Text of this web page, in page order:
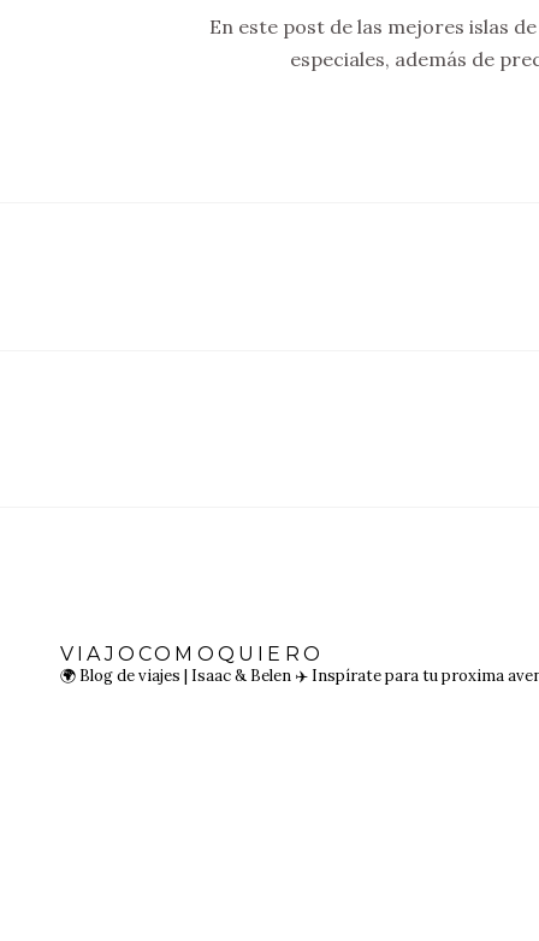
En este post de las mejores islas
especiales, además de
VIAJOCOMOQUIERO
🌍 Blog de viajes | Isaac & Belen ✈️ Inspírate para tu proxima